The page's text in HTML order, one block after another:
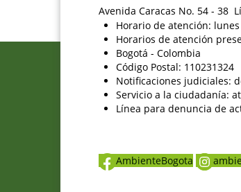
Avenida Caracas No. 54 - 38
Horario de atención:
Horarios de atención
Bogotá - Colombia
Código Postal: 110231324
Notificaciones judiciales:
Servicio a la ciudadanía:
Línea para denuncia de
AmbienteBogota